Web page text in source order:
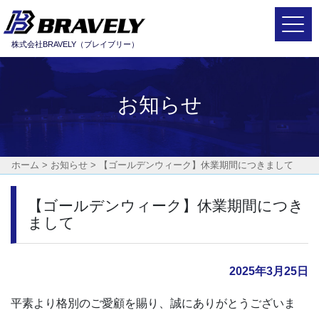
Main Navigation
株式会社BRAVELY（ブレイブリー）
お知らせ
ホーム > お知らせ > 【ゴールデンウィーク】休業期間につきまして
【ゴールデンウィーク】休業期間につき
まして
2025年3月25日
平素より格別のご愛顧を賜り、誠にありがとうございま